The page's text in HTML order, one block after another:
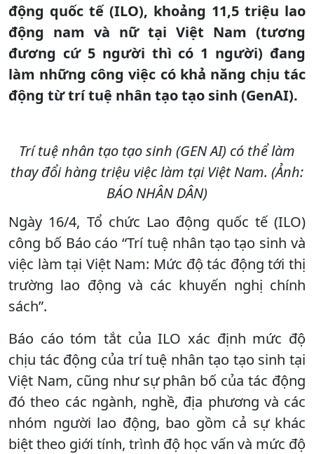
động quốc tế (ILO), khoảng 11,5 triệu lao
động nam và nữ tại Việt Nam (tương
đương cứ 5 người thì có 1 người) đang
làm những công việc có khả năng chịu tác
động từ trí tuệ nhân tạo tạo sinh (GenAI).
Trí tuệ nhân tạo tạo sinh (GEN AI) có thể làm
thay đổi hàng triệu việc làm tại Việt Nam. (Ảnh:
BÁO NHÂN DÂN)
Ngày 16/4, Tổ chức Lao động quốc tế (ILO)
công bố Báo cáo “Trí tuệ nhân tạo tạo sinh và
việc làm tại Việt Nam: Mức độ tác động tới thị
trường lao động và các khuyến nghị chính
sách”.
Báo cáo tóm tắt của ILO xác định mức độ
chịu tác động của trí tuệ nhân tạo tạo sinh tại
Việt Nam, cũng như sự phân bố của tác động
đó theo các ngành, nghề, địa phương và các
nhóm người lao động, bao gồm cả sự khác
biệt theo giới tính, trình độ học vấn và mức độ